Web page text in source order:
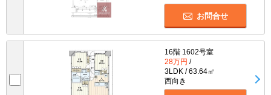
お問合せ
16階 1602号室
28万円 /
3LDK / 63.64㎡
西向き